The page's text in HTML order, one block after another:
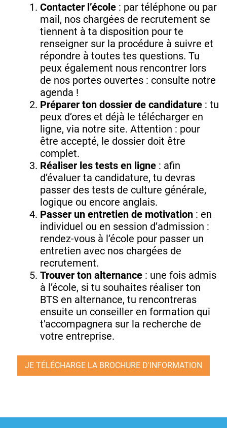
Contacter l’école : par téléphone ou par
mail, nos chargées de recrutement se
tiennent à ta disposition pour te
renseigner sur la procédure à suivre et
répondre à toutes tes questions. Tu
peux également nous rencontrer lors
de nos portes ouvertes : consulte notre
agenda !
Préparer ton dossier de candidature : tu
peux d’ores et déjà le télécharger en
ligne, via notre site. Attention : pour
être accepté, le dossier doit être
complet.
Réaliser les tests en ligne : afin
d’évaluer ta candidature, tu devras
passer des tests de culture générale,
logique ou encore anglais.
Passer un entretien de motivation : en
individuel ou en session d’admission :
rendez-vous à l’école pour passer un
entretien avec nos chargées de
recrutement.
Trouver ton alternance : une fois admis
à l’école, si tu souhaites réaliser ton
BTS en alternance, tu rencontreras
ensuite un conseiller en formation qui
t'accompagnera sur la recherche de
votre entreprise.
JE TÉLÉCHARGE LA BROCHURE D'INFORMATION